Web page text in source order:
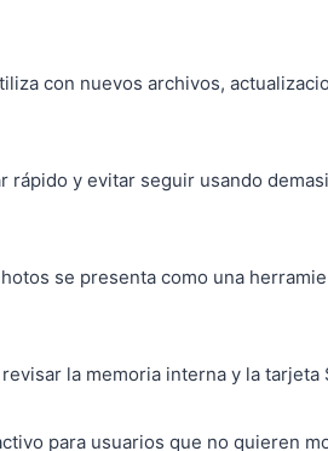
con nuevos archivos,
rápido y evitar seguir usando
se presenta como una
la memoria interna y la
para usuarios que no quieren